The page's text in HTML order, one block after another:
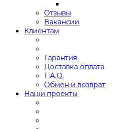
Отзывы
Вакансии
Клиентам
Гарантия
Доставка оплата
F.A.Q.
Обмен и возврат
Наши проекты